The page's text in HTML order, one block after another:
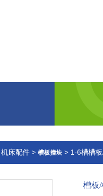
机床配件 > 槽板撞块 > 1-6槽槽
槽板/